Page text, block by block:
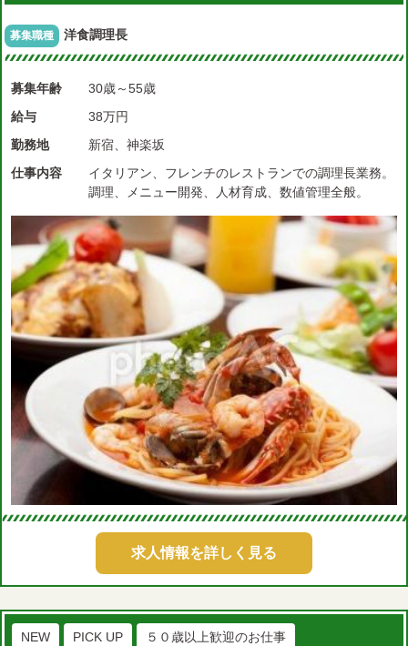
募集職種 洋食調理長
募集年齢
30歳～55歳
給与
38万円
勤務地
新宿、神楽坂
仕事内容
イタリアン、フレンチのレストランでの調理長業務。
調理、メニュー開発、人材育成、数値管理全般。
求人情報を詳しく見る
NEW PICK UP ５０歳以上歓迎のお仕事